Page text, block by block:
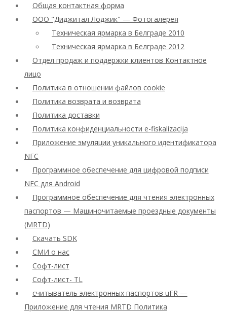
Общая контактная форма
ООО "Диджитал Лоджик" — Фотогалерея
Техническая ярмарка в Белграде 2010
Техническая ярмарка в Белграде 2012
Отдел продаж и поддержки клиентов Контактное
лицо
Политика в отношении файлов cookie
Политика возврата и возврата
Политика доставки
Политика конфиденциальности e-fiskalizacija
Приложение эмуляции уникального идентификатора
NFC
Программное обеспечение для цифровой подписи
NFC для Android
Программное обеспечение для чтения электронных
паспортов — Машиночитаемые проездные документы
(MRTD)
Скачать SDK
СМИ о нас
Софт-лист
Софт-лист- TL
считыватель электронных паспортов uFR —
Приложение для чтения MRTD Политика